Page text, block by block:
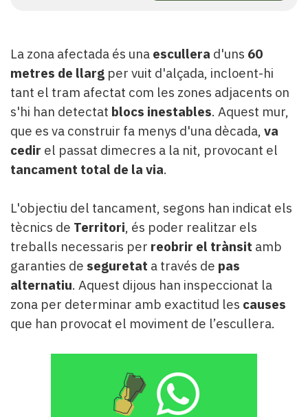
La zona afectada és una escullera d'uns 60
metres de llarg per vuit d'alçada, incloent-hi
tant el tram afectat com les zones adjacents on
s'hi han detectat blocs inestables. Aquest mur,
que es va construir fa menys d'una dècada, va
cedir el passat dimecres a la nit, provocant el
tancament total de la via.
L'objectiu del tancament, segons han indicat els
tècnics de Territori, és poder realitzar els
treballs necessaris per reobrir el trànsit amb
garanties de seguretat a través de pas
alternatiu. Aquest dijous han inspeccionat la
zona per determinar amb exactitud les causes
que han provocat el moviment de l’escullera.